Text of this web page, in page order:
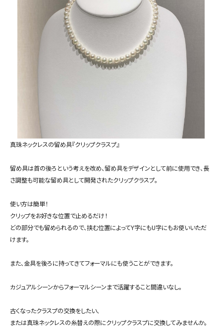
真珠ネックレスの留め具『クリップクラスプ』
留め具は首の後ろという考えを改め、留め具をデザインとして前に使用でき、長
さ調整も可能な留め具として開発されたクリップクラスプ。
使い方は簡単！
クリップをお好きな位置で止めるだけ！
どの部分でも留められるので、挟む位置によってY字にもU字にもお使いいただ
けます。
また、金具を後ろに持ってきてフォーマルにも使うことができます。
カジュアルシーンからフォーマルシーンまで活躍すること間違いなし。
古くなったクラスプの交換をしたい、
または真珠ネックレスの糸替えの際にクリップクラスプに交換してみませんか。